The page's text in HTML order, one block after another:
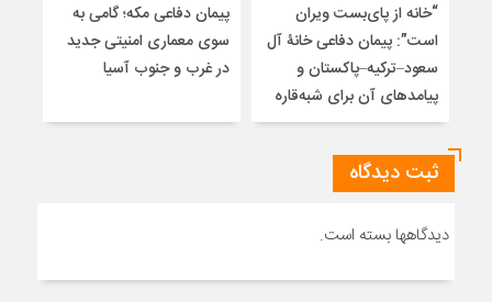
“خانه از پای‌بست ویران
است”: پیمان دفاعی خانۀ آل
سعود–ترکیه–پاکستان و
پیامدهای آن برای شبه‌قاره
پیمان دفاعی مکه؛ گامی به
سوی معماری امنیتی جدید
در غرب و جنوب آسیا
ثبت دیدگاه
دیدگاهها بسته است.